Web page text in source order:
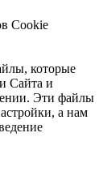
Cookie
которые
Сайта и
Эти файлы
а нам